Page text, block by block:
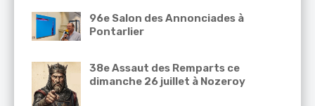
96e Salon des Annonciades à
Pontarlier
38e Assaut des Remparts ce
dimanche 26 juillet à Nozeroy